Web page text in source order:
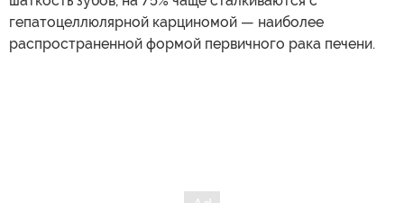
гепатоцеллюлярной карциномой — наиболее
распространенной формой первичного рака печени.